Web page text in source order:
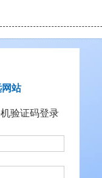
站
验证码登录